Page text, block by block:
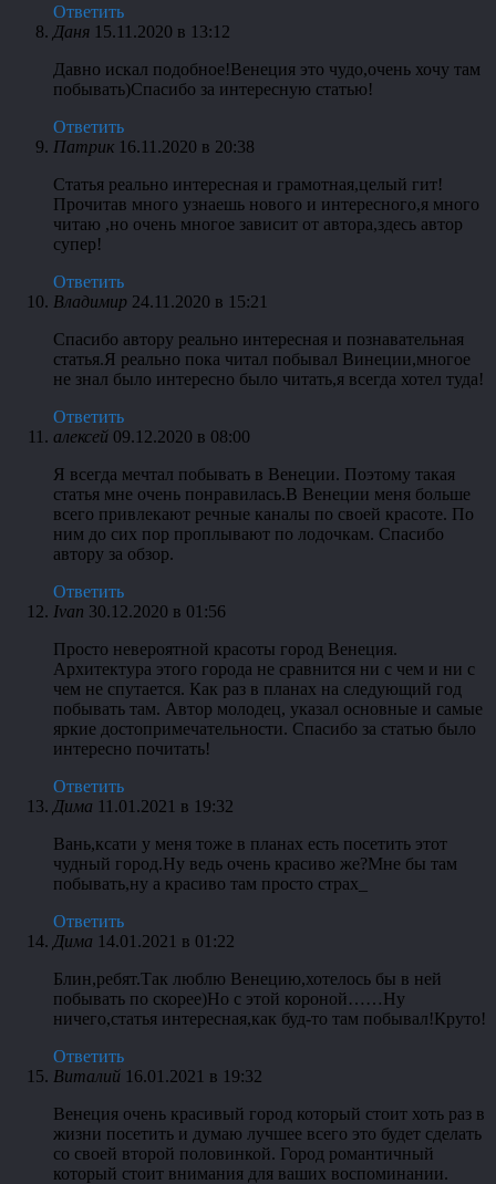
Ответить
Даня 15.11.2020 в 13:12
Давно искал подобное!Венеция это чудо,очень хочу там
побывать)Спасибо за интересную статью!
Ответить
Патрик 16.11.2020 в 20:38
Статья реально интересная и грамотная,целый гит!
Прочитав много узнаешь нового и интересного,я много
читаю ,но очень многое зависит от автора,здесь автор
супер!
Ответить
Владимир 24.11.2020 в 15:21
Спасибо автору реально интересная и познавательная
статья.Я реально пока читал побывал Винеции,многое
не знал было интересно было читать,я всегда хотел туда!
Ответить
алексей 09.12.2020 в 08:00
Я всегда мечтал побывать в Венеции. Поэтому такая
статья мне очень понравилась.В Венеции меня больше
всего привлекают речные каналы по своей красоте. По
ним до сих пор проплывают по лодочкам. Спасибо
автору за обзор.
Ответить
Ivan 30.12.2020 в 01:56
Просто невероятной красоты город Венеция.
Архитектура этого города не сравнится ни с чем и ни с
чем не спутается. Как раз в планах на следующий год
побывать там. Автор молодец, указал основные и самые
яркие достопримечательности. Спасибо за статью было
интересно почитать!
Ответить
Дима 11.01.2021 в 19:32
Вань,ксати у меня тоже в планах есть посетить этот
чудный город.Ну ведь очень красиво же?Мне бы там
побывать,ну а красиво там просто страх_
Ответить
Дима 14.01.2021 в 01:22
Блин,ребят.Так люблю Венецию,хотелось бы в ней
побывать по скорее)Но с этой короной……Ну
ничего,статья интересная,как буд-то там побывал!Круто!
Ответить
Виталий 16.01.2021 в 19:32
Венеция очень красивый город который стоит хоть раз в
жизни посетить и думаю лучшее всего это будет сделать
со своей второй половинкой. Город романтичный
который стоит внимания для ваших воспоминании.